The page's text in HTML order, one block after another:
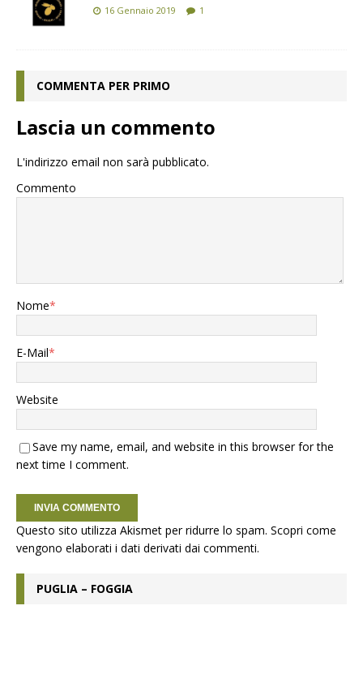
16 Gennaio 2019 1
COMMENTA PER PRIMO
Lascia un commento
L'indirizzo email non sarà pubblicato.
Commento
Nome*
E-Mail*
Website
Save my name, email, and website in this browser for the
next time I comment.
Questo sito utilizza Akismet per ridurre lo spam. Scopri come
vengono elaborati i dati derivati dai commenti.
PUGLIA – FOGGIA